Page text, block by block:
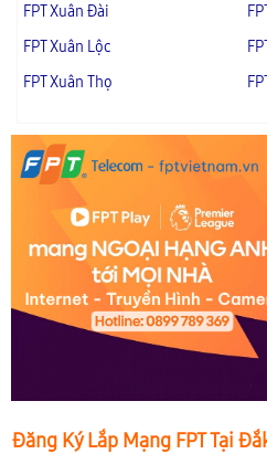
FPT Xuân Đài
FPT Xuân Lộc
FPT Xuân Thọ
Đăng Ký Lắp Mạng FPT Tại